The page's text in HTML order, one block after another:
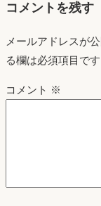
コメントを残す
メールアドレスが
る欄は必須項目です
コメント ※